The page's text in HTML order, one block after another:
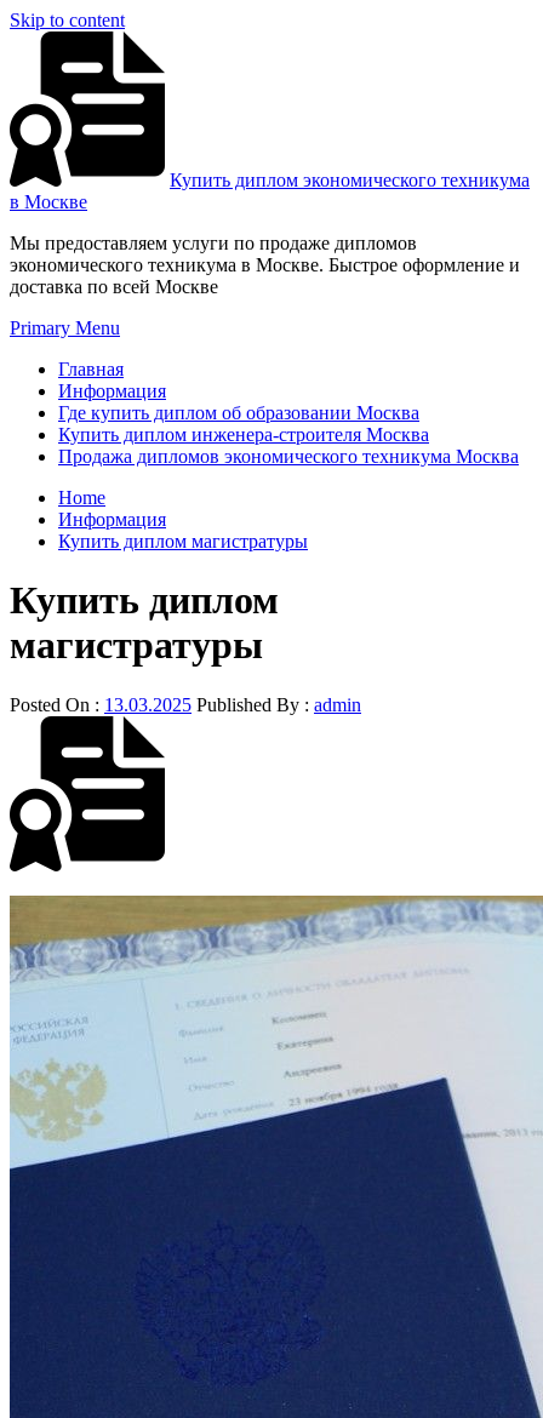
Skip to content
Купить диплом экономического техникума
в Москве
Мы предоставляем услуги по продаже дипломов
экономического техникума в Москве. Быстрое оформление и
доставка по всей Москве
Primary Menu
Главная
Информация
Где купить диплом об образовании Москва
Купить диплом инженера-строителя Москва
Продажа дипломов экономического техникума Москва
Home
Информация
Купить диплом магистратуры
Купить диплом
магистратуры
Posted On : 13.03.2025 Published By : admin